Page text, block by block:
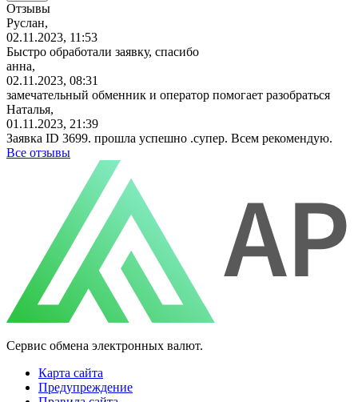
Отзывы
Руслан,
02.11.2023, 11:53
Быстро обработали заявку, спасибо
анна,
02.11.2023, 08:31
замечательный обменник и оператор помогает разобраться
Наталья,
01.11.2023, 21:39
Заявка ID 3699. прошла успешно .супер. Всем рекомендую.
Все отзывы
Сервис обмена электронных валют.
Карта сайта
Предупреждение